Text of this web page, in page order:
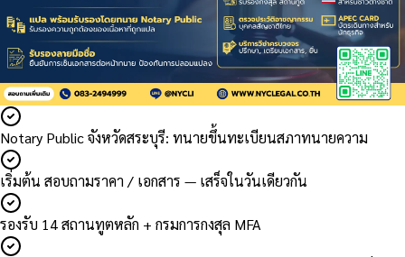
Notary Public จังหวัดสระบุรี: ทนายขึ้นทะเบียนสภาทนายความ
เริ่มต้น สอบถามราคา / เอกสาร — เสร็จในวันเดียวกัน
รองรับ 14 สถานทูตหลัก + กรมการกงสุล MFA